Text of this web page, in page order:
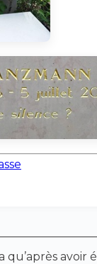
qu’après avoir